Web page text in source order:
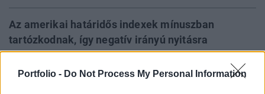
Portfolio - Do Not Process My Personal Information
Az amerikai határidős indexek mínuszban
tartózkodnak, így negatív irányú nyitásra
számíthatunk az amerikai részvénypiacokon. Az
indexek csökkenésében a nem várt